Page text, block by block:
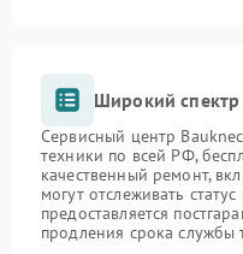
Широкий спектр
Сервисный центр
техники по всей РФ,
качественный ремонт,
могут отслеживать
предоставляется
продления срока службы